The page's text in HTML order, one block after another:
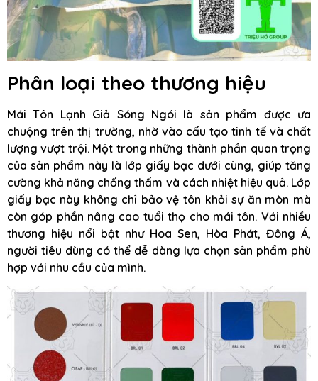
Phân loại theo thương hiệu
Mái Tôn Lạnh Giả Sóng Ngói là sản phẩm được ưa
chuộng trên thị trường, nhờ vào cấu tạo tinh tế và chất
lượng vượt trội. Một trong những thành phần quan trọng
của sản phẩm này là lớp giấy bạc dưới cùng, giúp tăng
cường khả năng chống thấm và cách nhiệt hiệu quả. Lớp
giấy bạc này không chỉ bảo vệ tôn khỏi sự ăn mòn mà
còn góp phần nâng cao tuổi thọ cho mái tôn. Với nhiều
thương hiệu nổi bật như Hoa Sen, Hòa Phát, Đông Á,
người tiêu dùng có thể dễ dàng lựa chọn sản phẩm phù
hợp với nhu cầu của mình.